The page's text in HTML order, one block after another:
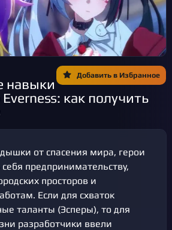
Добавить в Избранное
навыки
как получить
от спасения мира, герои
предпринимательству,
просторов и
Если для схваток
таланты (Эсперы), то для
разработчики ввели